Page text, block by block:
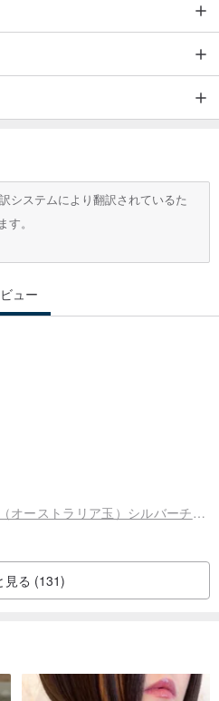
システムにより翻訳されているた
。
ュー
グリーンカルセドニー（オーストラリア玉）シルバーチェスナットクリソプレーズシルバーペンダント
見る (131)